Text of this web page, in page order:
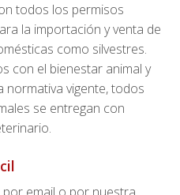
todos los permisos
la importación y venta de
como silvestres.
con el bienestar animal y
normativa vigente, todos
se entregan con